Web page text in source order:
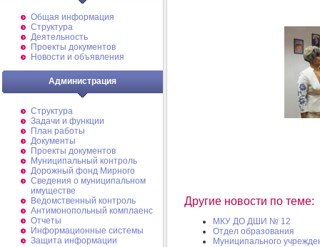
Общая информация
Структура
Деятельность
Проекты документов
Новости и объявления
Администрация
Структура
Задачи и функции
План работы
Документы
Проекты документов
Муниципальный контроль
Дорожный фонд Мирного
Cведения о муниципальном
имуществе
Ведомственный контроль
Антимонопольный комплаенс
Отчеты
Информационные системы
Защита информации
Другие новости по теме:
МКУ ДО ДШИ № 12
Отдел образования
Муниципального